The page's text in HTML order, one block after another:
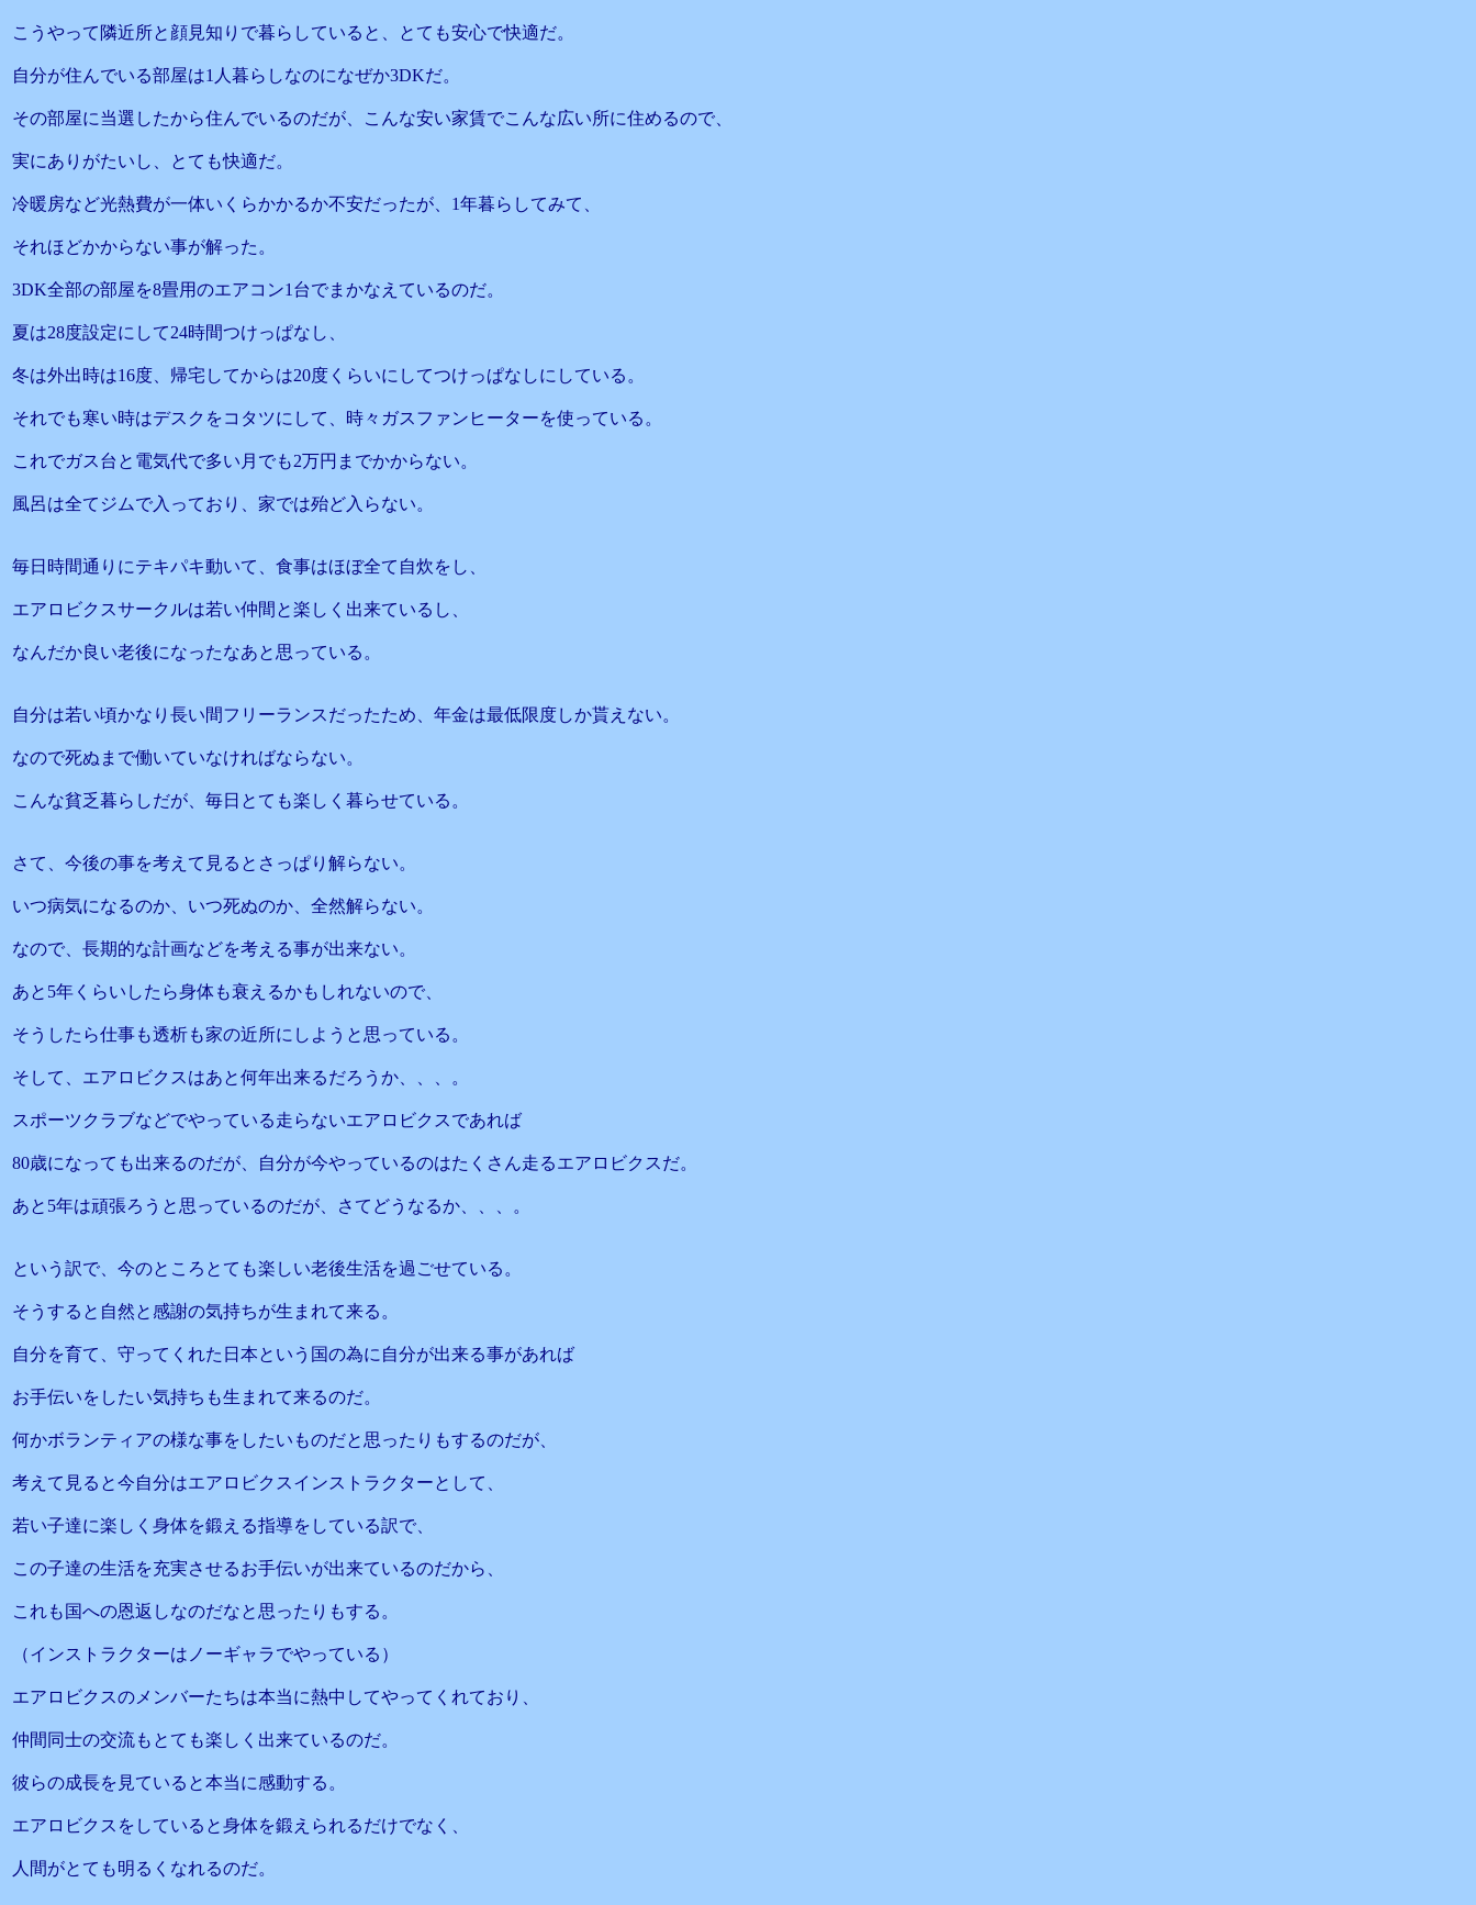
こうやって隣近所と顔見知りで暮らしていると、とても安心で快適だ。
自分が住んでいる部屋は1人暮らしなのになぜか3DKだ。
その部屋に当選したから住んでいるのだが、こんな安い家賃でこんな広い所に住めるので、
実にありがたいし、とても快適だ。
冷暖房など光熱費が一体いくらかかるか不安だったが、1年暮らしてみて、
それほどかからない事が解った。
3DK全部の部屋を8畳用のエアコン1台でまかなえているのだ。
夏は28度設定にして24時間つけっぱなし、
冬は外出時は16度、帰宅してからは20度くらいにしてつけっぱなしにしている。
それでも寒い時はデスクをコタツにして、時々ガスファンヒーターを使っている。
これでガス台と電気代で多い月でも2万円までかからない。
風呂は全てジムで入っており、家では殆ど入らない。
毎日時間通りにテキパキ動いて、食事はほぼ全て自炊をし、
エアロビクスサークルは若い仲間と楽しく出来ているし、
なんだか良い老後になったなあと思っている。
自分は若い頃かなり長い間フリーランスだったため、年金は最低限度しか貰えない。
なので死ぬまで働いていなければならない。
こんな貧乏暮らしだが、毎日とても楽しく暮らせている。
さて、今後の事を考えて見るとさっぱり解らない。
いつ病気になるのか、いつ死ぬのか、全然解らない。
なので、長期的な計画などを考える事が出来ない。
あと5年くらいしたら身体も衰えるかもしれないので、
そうしたら仕事も透析も家の近所にしようと思っている。
そして、エアロビクスはあと何年出来るだろうか、、、。
スポーツクラブなどでやっている走らないエアロビクスであれば
80歳になっても出来るのだが、自分が今やっているのはたくさん走るエアロビクスだ。
あと5年は頑張ろうと思っているのだが、さてどうなるか、、、。
という訳で、今のところとても楽しい老後生活を過ごせている。
そうすると自然と感謝の気持ちが生まれて来る。
自分を育て、守ってくれた日本という国の為に自分が出来る事があれば
お手伝いをしたい気持ちも生まれて来るのだ。
何かボランティアの様な事をしたいものだと思ったりもするのだが、
考えて見ると今自分はエアロビクスインストラクターとして、
若い子達に楽しく身体を鍛える指導をしている訳で、
この子達の生活を充実させるお手伝いが出来ているのだから、
これも国への恩返しなのだなと思ったりもする。
（インストラクターはノーギャラでやっている）
エアロビクスのメンバーたちは本当に熱中してやってくれており、
仲間同士の交流もとても楽しく出来ているのだ。
彼らの成長を見ていると本当に感動する。
エアロビクスをしていると身体を鍛えられるだけでなく、
人間がとても明るくなれるのだ。